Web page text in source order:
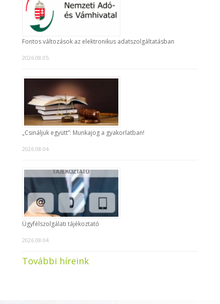
Fontos változások az elektronikus adatszolgáltatásban
2026.08.05.
„Csináljuk együtt”: Munkajog a gyakorlatban!
2026.08.04.
Ügyfélszolgálati tájékoztató
2026.08.04.
További híreink